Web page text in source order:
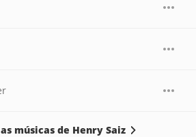
músicas de Henry Saiz